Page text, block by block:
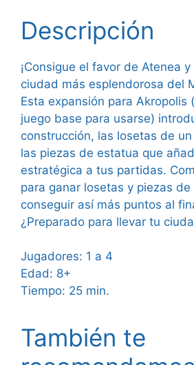
Descripción
¡Consigue el favor de Atenea
ciudad más esplendorosa del
Esta expansión para Akropolis
juego base para usarse)
construcción, las losetas de
las piezas de estatua que
estratégica a tus partidas.
para ganar losetas y piezas
conseguir así más puntos al
¿Preparado para llevar tu
Jugadores: 1 a 4
Edad: 8+
Tiempo: 25 min.
También te